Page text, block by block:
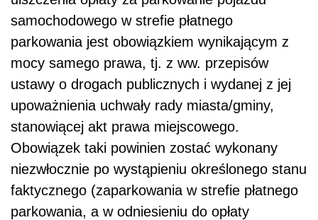
samochodowego w strefie płatnego
parkowania jest obowiązkiem wynikającym z
mocy samego prawa, tj. z ww. przepisów
ustawy o drogach publicznych i wydanej z jej
upoważnienia uchwały rady miasta/gminy,
stanowiącej akt prawa miejscowego.
Obowiązek taki powinien zostać wykonany
niezwłocznie po wystąpieniu określonego stanu
faktycznego (zaparkowania w strefie płatnego
parkowania, a w odniesieniu do opłaty